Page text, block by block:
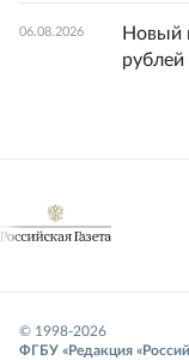
06.08.2026
Новый
© 1998-2026
ФГБУ «Редакция